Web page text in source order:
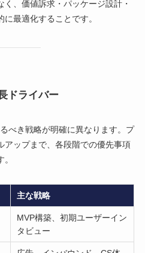
、価値訴求・パッケージ設計・
最適化することです。
ドライバー
べき戦略が明確に異なります。プ
アップまで、各段階での優先事項
主な戦略
MVP構築、初期ユーザーイン
タビュー